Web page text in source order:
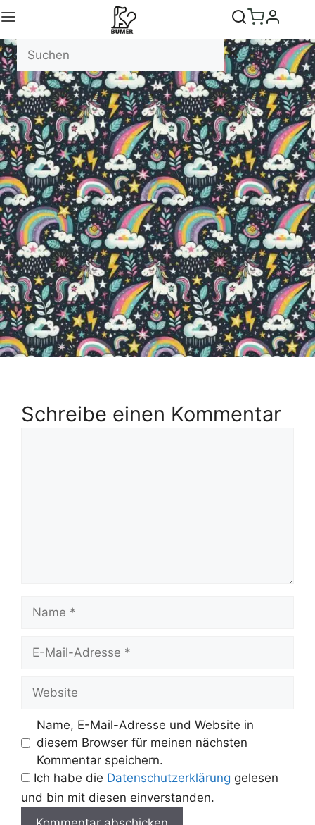
Schreibe einen Kommentar
Name
Website
Name, E-Mail-Adresse und Website in
diesem Browser für meinen nächsten
Kommentar speichern.
Ich habe die Datenschutzerklärung gelesen
und bin mit diesen einverstanden.